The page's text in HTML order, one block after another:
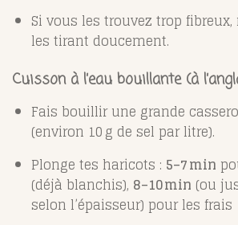
Si vous les trouvez trop
les tirant doucement.
Cuisson à l’eau bouillante (à
Fais bouillir une grande
(environ 10 g de sel par litre).
Plonge tes haricots : 5–7 min
(déjà blanchis), 8–10 min (ou
selon l’épaisseur) pour les frais